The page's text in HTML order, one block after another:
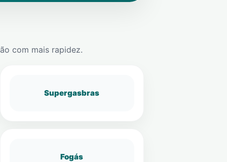
com mais rapidez.
Supergasbras
Fogás